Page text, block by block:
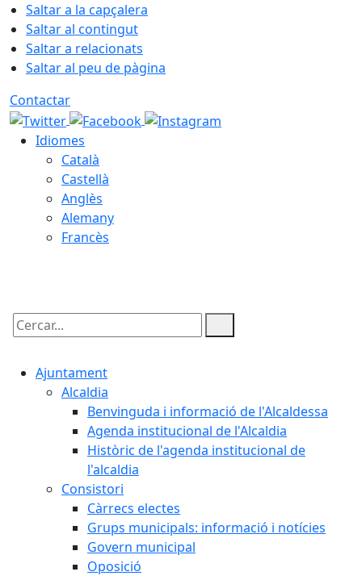
Saltar a la capçalera
Saltar al contingut
Saltar a relacionats
Saltar al peu de pàgina
Contactar
Idiomes
Català
Castellà
Anglès
Alemany
Francès
Cercar:
Ajuntament
Alcaldia
Benvinguda i informació de l'Alcaldessa
Agenda institucional de l'Alcaldia
Històric de l'agenda institucional de
l'alcaldia
Consistori
Càrrecs electes
Grups municipals: informació i notícies
Govern municipal
Oposició